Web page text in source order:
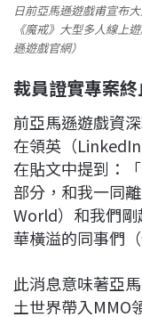
日前亞馬遜遊戲甫宣布
《魔戒》大型多人線上
遜遊戲官網）
裁員證實專案
前亞馬遜遊戲資
在領英（
在貼文中提到：
部分，和我一同
World）和我們
華橫溢的同事們
此消息意味著亞
土世界帶入MMO